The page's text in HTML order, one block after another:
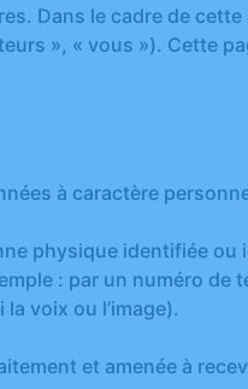
Dans le cadre de
», « vous »). Cette
à caractère
physique identifiée ou
: par un numéro de
voix ou l’image).
et amenée à